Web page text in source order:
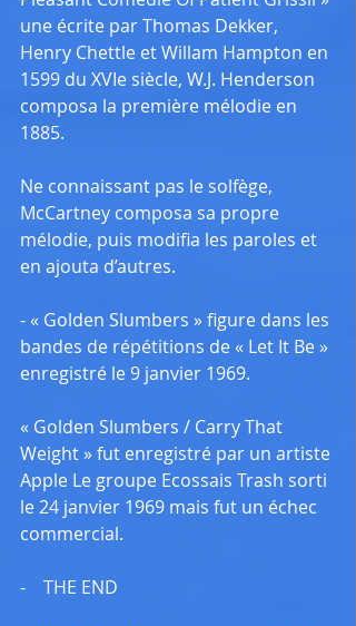
une écrite par Thomas Dekker,
Henry Chettle et Willam Hampton en
1599 du XVIe siècle, W.J. Henderson
composa la première mélodie en
1885.
Ne connaissant pas le solfège,
McCartney composa sa propre
mélodie, puis modifia les paroles et
en ajouta d’autres.
- « Golden Slumbers » figure dans les
bandes de répétitions de « Let It Be »
enregistré le 9 janvier 1969.
« Golden Slumbers / Carry That
Weight » fut enregistré par un artiste
Apple Le groupe Ecossais Trash sorti
le 24 janvier 1969 mais fut un échec
commercial.
-    THE END